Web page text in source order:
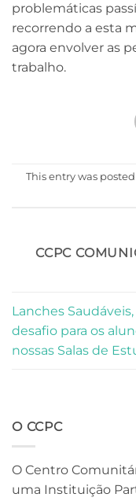
problemáticas
recorrendo a esta
agora envolver as
trabalho.
This entry was
CCPC
Lanches
desafio para os
nossas Salas de
O CCPC
O Centro
uma Instituição